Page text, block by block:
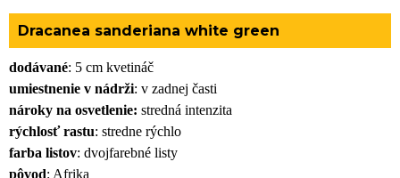
Dracanea sanderiana white green
dodávané: 5 cm kvetináč
umiestnenie v nádrži: v zadnej časti
nároky na osvetlenie: stredná intenzita
rýchlosť rastu: stredne rýchlo
farba listov: dvojfarebné listy
pôvod: Afrika